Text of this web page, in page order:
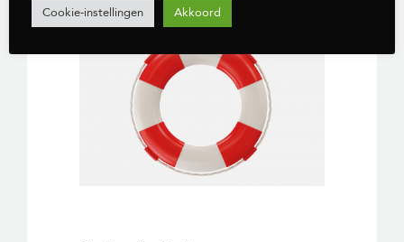
Cookie-instellingen Akkoord